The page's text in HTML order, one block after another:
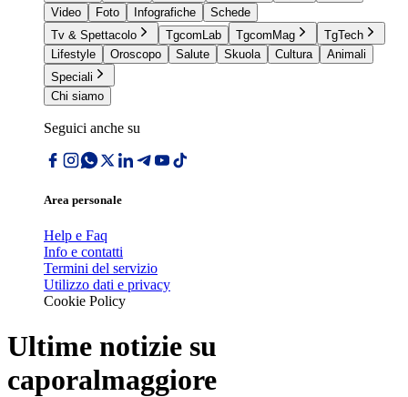
Video
Foto Infografiche
Schede
Tv & Spettacolo
TgcomLab TgcomMag
TgTech
Lifestyle
Oroscopo Salute Skuola Cultura
Animali
Speciali
Chi siamo
Seguici anche su
Area personale
Help e Faq
Info e contatti
Termini del servizio
Utilizzo dati e privacy
Cookie Policy
Ultime notizie su
caporalmaggiore